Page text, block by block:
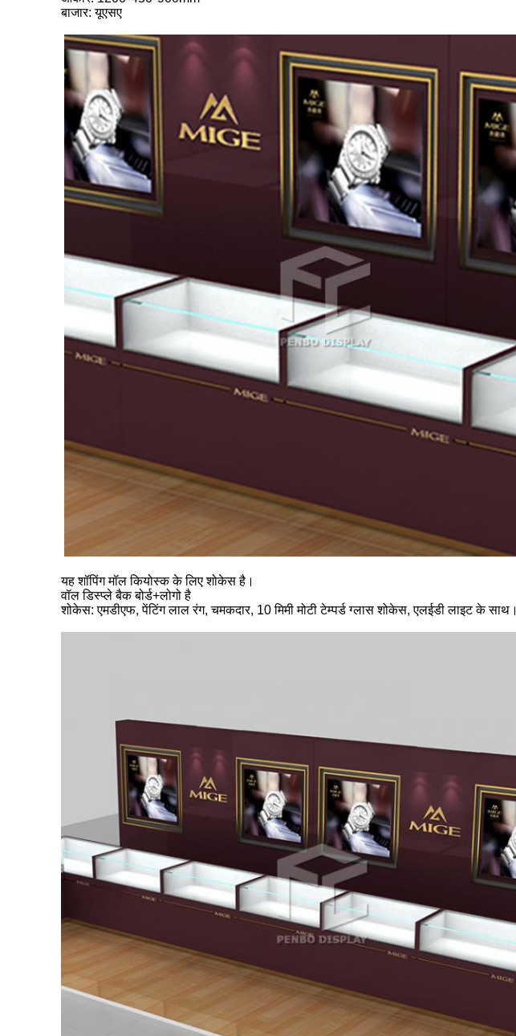
बाजार: यूएसए
यह शॉपिंग मॉल कियोस्क के लिए शोकेस है।
वॉल डिस्प्ले बैक बोर्ड+लोगो है
शोकेस: एमडीएफ, पेंटिंग लाल रंग, चमकदार, 10 मिमी मोटी टेम्पर्ड ग्लास शोकेस, एलईडी लाइट के साथ।